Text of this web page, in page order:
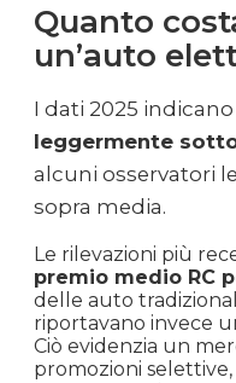
Quanto
un’auto
I dati 2025 indicano
leggermente
alcuni osservatori
sopra media.
Le rilevazioni più
premio medio RC
delle auto
riportavano invece
Ciò evidenzia un
promozioni